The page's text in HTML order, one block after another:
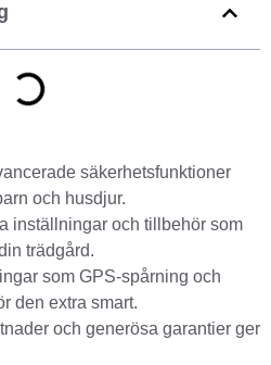
säkerhetsfunktioner
och husdjur.
inställningar och tillbehör som
trädgård.
som GPS-spårning och
den extra smart.
och generösa garantier ger